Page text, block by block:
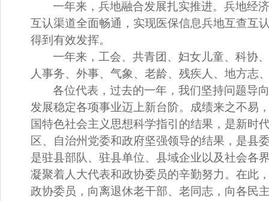
一年来，兵地融合发展扎实推进。兵地经
互认渠道全面畅通，实现医保信息兵地互查互
得到有效发挥。
一年来，工会、共青团、妇女儿童、科协
人事务、外事、气象、老龄、残疾人、地方志
各位代表，过去的一年，我们坚持问题导
发展稳定各项事业迈上新台阶。成绩来之不易
国特色社会主义思想科学指引的结果，是新时
区、自治州党委和政府坚强领导的结果，是县
是驻县部队、驻县单位、县域企业以及社会各
凝聚着人大代表和政协委员的辛勤努力。在此
政协委员，向离退休老干部、老同志，向各民